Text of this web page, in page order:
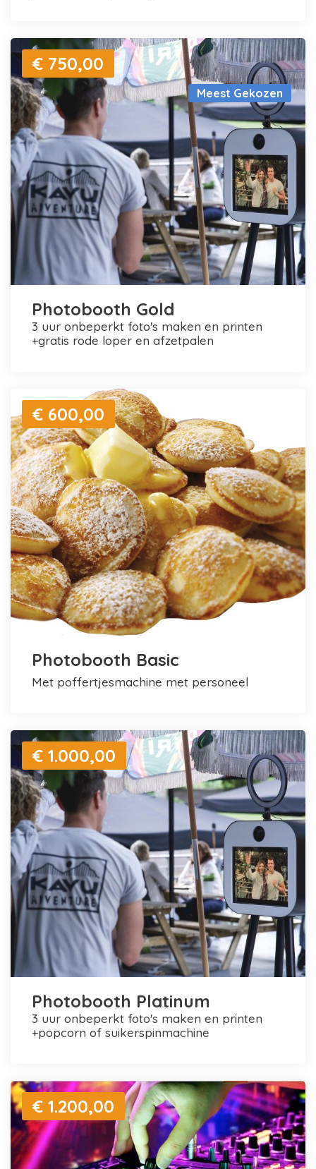
Meest Gekozen
€ 750,00
Photobooth Gold
3 uur onbeperkt foto's maken en printen
+gratis rode loper en afzetpalen
€ 600,00
Photobooth Basic
met poffertjesmachine met personeel
€ 1.000,00
Photobooth Platinum
3 uur onbeperkt foto's maken en printen
+popcorn of suikerspinmachine
€ 1.200,00